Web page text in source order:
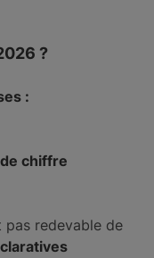
?
:
chiffre
pas redevable de